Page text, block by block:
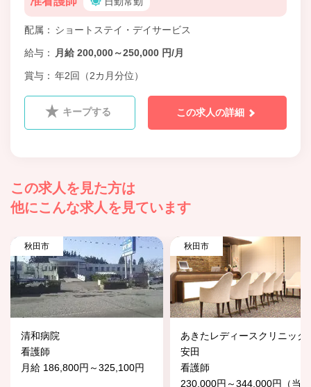
配属 ショートステイ・デイサービス
給与 月給 200,000～250,000 円/月
賞与 年2回（2カ月分位）
キープする この求人の詳細
この求人を見た方は
他にこんな求人を見ています
秋田市
清和病院
看護師
月給 186,800円～325,100円
秋田市
あきたレディースクリニック
安田
看護師
230,000円～344,000円（当